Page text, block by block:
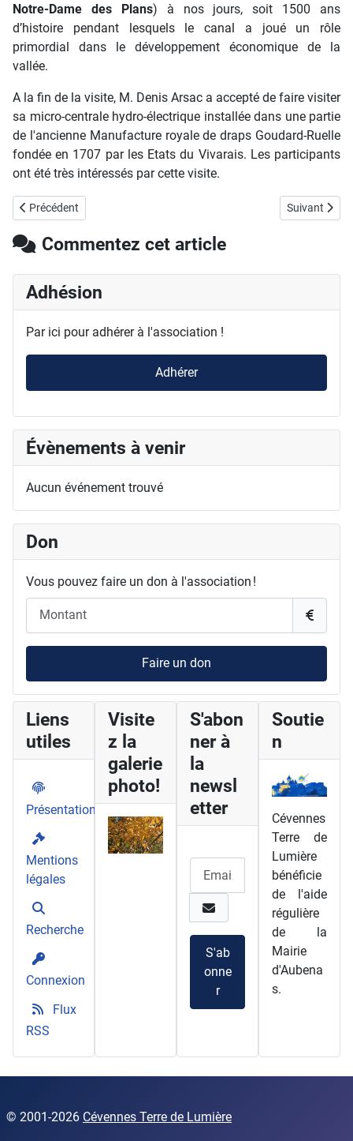
Notre-Dame des Plans) à nos jours, soit 1500 ans
d’histoire pendant lesquels le canal a joué un rôle
primordial dans le développement économique de la
vallée.
A la fin de la visite, M. Denis Arsac a accepté de faire visiter
sa micro-centrale hydro-électrique installée dans une partie
de l'ancienne Manufacture royale de draps Goudard-Ruelle
fondée en 1707 par les Etats du Vivarais. Les participants
ont été très intéressés par cette visite.
Article précédent : Prochaine activité : sam. 3 juin - visite de la
Précédent Article
Suivant
Commentez cet article
Adhésion
Par ici pour adhérer à l'association !
Adhérer
Évènements à venir
Aucun événement trouvé
Don
Vous pouvez faire un don à l'association !
Faire un don
Liens
utiles
Présentation
Mentions
légales
Recherche
Connexion
Flux
RSS
Visite
z la
galerie
photo!
S'abon
ner à
la
newsl
etter
S'ab
onne
r
Soutie
n
Cévennes
Terre de
Lumière
bénéficie
de l'aide
régulière
de la
Mairie
d'Aubena
s.
© 2001-2026 Cévennes Terre de Lumière